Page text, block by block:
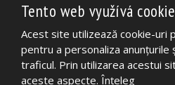
Tento web je chráněn pomocí Google
ochrany osobních údajů
HARTA SITE-ULUI
POLITICA DE
Tento web využívá
Acest site utilizează cookie-uri
pentru a personaliza anunţurile
traficul. Prin utilizarea acestui
aceste aspecte. Înţeleg